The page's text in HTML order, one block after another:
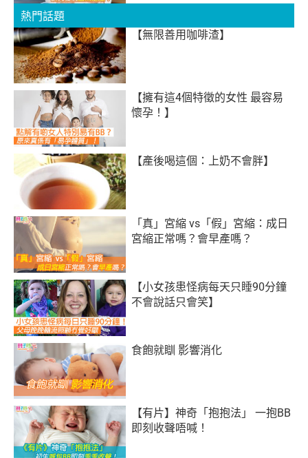
熱門話題
【無限善用咖啡渣】
【擁有這4個特徵的女性 最容易
懷孕！】
【產後喝這個：上奶不會胖】
「真」宮縮 vs「假」宮縮：成日
宮縮正常嗎？會早產嗎？
【小女孩患怪病每天只睡90分鐘
不會說話只會笑】
食飽就瞓 影響消化
【有片】神奇「抱抱法」 一抱BB
即刻收聲唔喊！